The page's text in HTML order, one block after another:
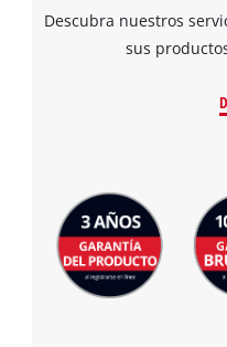
Descubra nuestros
sus